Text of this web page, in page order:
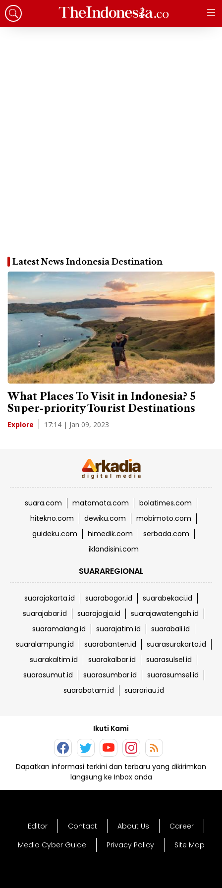
Latest News Indonesia Destination
What Places To Visit in Indonesia? 5
Super-priority Tourist Destinations
Explore 17:14 | Jan 09, 2023
suara.com matamata.com
bolatimes.com
hitekno.com
dewiku.com
mobimoto.com
guideku.com
himedik.com
serbada.com
iklandisini.com
SUARAREGIONAL
suarajakarta.id suarabogor.id
suarabekaci.id
suarajabar.id
suarajogja.id
suarajawatengah.id
suaramalang.id
suarajatim.id
suarabali.id
suaralampung.id
suarabanten.id
suarasurakarta.id
suarakaltim.id
suarakalbar.id
suarasulsel.id
suarasumut.id
suarasumbar.id
suarasumsel.id
suarabatam.id
suarariau.id
Ikuti Kami
Dapatkan informasi terkini dan terbaru yang dikirimkan
langsung ke Inbox anda
Editor Contact About Us
Career
Media Cyber Guide
Privacy Policy Site Map